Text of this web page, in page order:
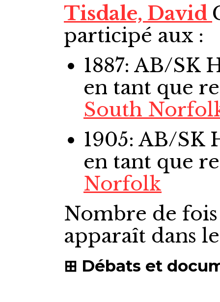
Tisdale, David
participé aux :
1887: AB/SK
en tant que
South
1905: AB/SK
en tant que
Norfolk
Nombre de
apparaît dans
Débats et